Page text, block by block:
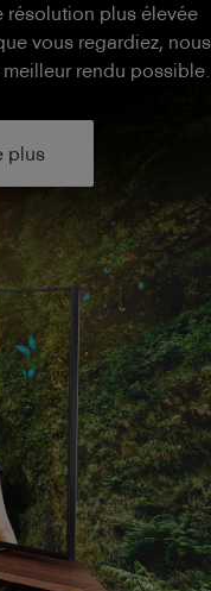
résolution plus élevée
vous regardiez, nous
rendu possible.
plus